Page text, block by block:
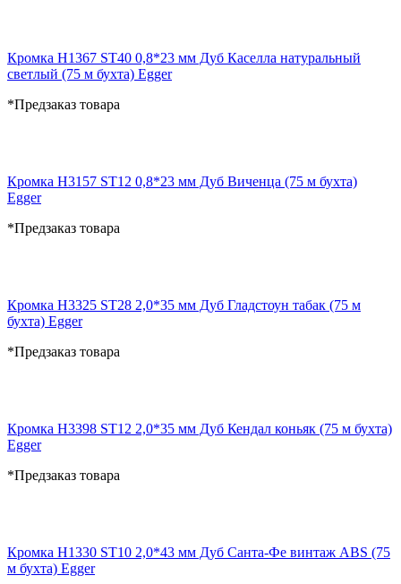
Кромка H1367 ST40 0,8*23 мм Дуб Каселла натуральный
светлый (75 м бухта) Egger
*Предзаказ товара
Кромка H3157 ST12 0,8*23 мм Дуб Виченца (75 м бухта)
Egger
*Предзаказ товара
Кромка H3325 ST28 2,0*35 мм Дуб Гладстоун табак (75 м
бухта) Egger
*Предзаказ товара
Кромка H3398 ST12 2,0*35 мм Дуб Кендал коньяк (75 м бухта)
Egger
*Предзаказ товара
Кромка H1330 ST10 2,0*43 мм Дуб Санта-Фе винтаж ABS (75
м бухта) Egger